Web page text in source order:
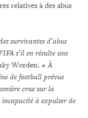
relatives à des abus
survivantes d’abus
s’il en résulte une
Worden. « À
de football prévue
crue sur la
à expulser de